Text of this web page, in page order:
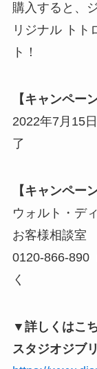
購入すると、
リジナル トト
ト！
【キャンペー
2022年7月15
了
【キャンペー
ウォルト・デ
お客様相談室
0120-866-890
く
▼詳しくはこ
スタジオジブ